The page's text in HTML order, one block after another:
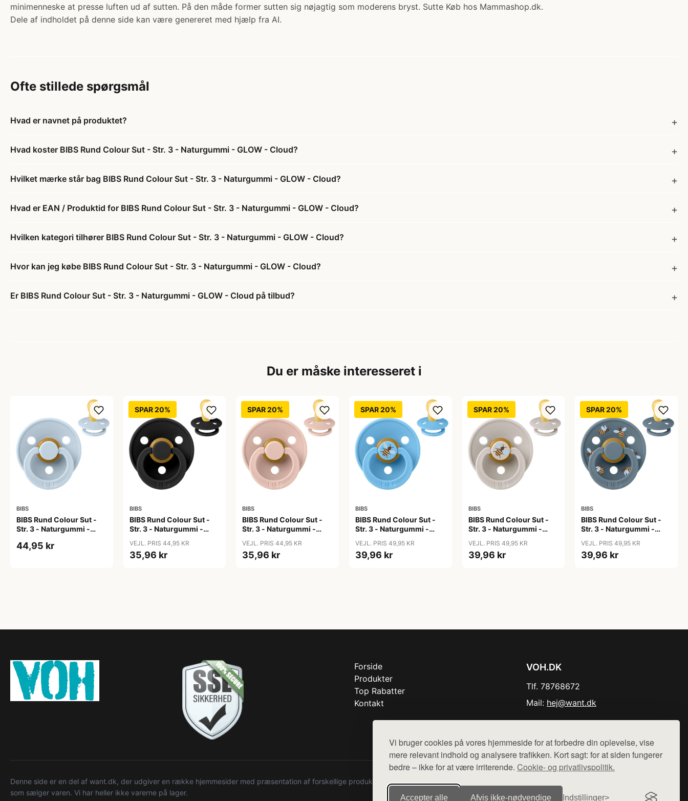
Vi bruger cookies på vores hjemmeside for at forbedre din oplevelse, vise
mere relevant indhold og analysere trafikken. Kort sagt: for at siden fungerer
bedre – ikke for at være irriterende. Cookie- og privatlivspolitik.
Accepter alle Afvis ikke‑nødvendige Indstillinger
minimenneske at presse luften ud af sutten. På den måde former sutten sig nøjagtig som moderens bryst. Sutte Køb hos Mammashop.dk.
Dele af indholdet på denne side kan være genereret med hjælp fra AI.
Ofte stillede spørgsmål
Hvad er navnet på produktet?
Hvad koster BIBS Rund Colour Sut - Str. 3 - Naturgummi - GLOW - Cloud?
Hvilket mærke står bag BIBS Rund Colour Sut - Str. 3 - Naturgummi - GLOW - Cloud?
Hvad er EAN / Produktid for BIBS Rund Colour Sut - Str. 3 - Naturgummi - GLOW - Cloud?
Hvilken kategori tilhører BIBS Rund Colour Sut - Str. 3 - Naturgummi - GLOW - Cloud?
Hvor kan jeg købe BIBS Rund Colour Sut - Str. 3 - Naturgummi - GLOW - Cloud?
Er BIBS Rund Colour Sut - Str. 3 - Naturgummi - GLOW - Cloud på tilbud?
Du er måske interesseret i
BIBS
BIBS Rund Colour Sut -
Str. 3 - Naturgummi -
44,95 kr
SPAR 20%
BIBS
BIBS Rund Colour Sut -
Str. 3 - Naturgummi -
VEJL. PRIS 44,95 KR
35,96 kr
SPAR 20%
BIBS
BIBS Rund Colour Sut -
Str. 3 - Naturgummi -
VEJL. PRIS 44,95 KR
35,96 kr
SPAR 20%
BIBS
BIBS Rund Colour Sut -
Str. 3 - Naturgummi -
Breeze
VEJL. PRIS 49,95 KR
39,96 kr
SPAR 20%
BIBS
BIBS Rund Colour Sut -
Str. 3 - Naturgummi -
Mushroom
VEJL. PRIS 49,95 KR
39,96 kr
SPAR 20%
BIBS
BIBS Rund Colour Sut -
Str. 3 - Naturgummi -
Petrol
VEJL. PRIS 49,95 KR
39,96 kr
Forside
Produkter
Top Rabatter
Kontakt
VOH.DK
Tlf. 78768672
Mail: hej@want.dk
Denne side er en del af want.dk, der udgiver en række hjemmesider med præsentation af forskellige produkter fra diverse webshops. Der sælges ikke varer fra denne side - vi henviser til de shops,
som sælger varen. Vi har heller ikke varerne på lager.